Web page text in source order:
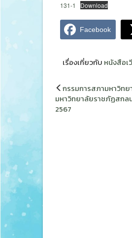
131-1 Download
Facebook
เรื่องเกี่ยวกับ หนังสือเ
แนะแนว
เรื่อง
กรรมการสภามหาวิท
มหาวิทยาลัยราชภัฏสกล
2567